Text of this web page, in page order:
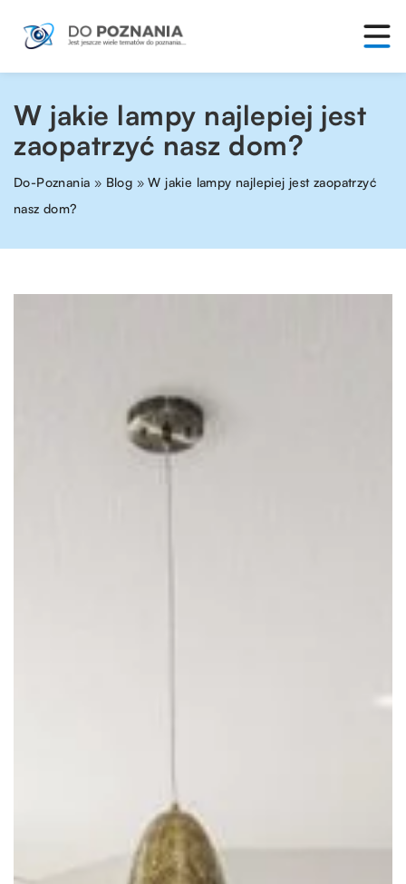
W jakie lampy najlepiej jest
zaopatrzyć nasz dom?
Do-Poznania » Blog »W jakie lampy najlepiej jest zaopatrzyć
nasz dom?